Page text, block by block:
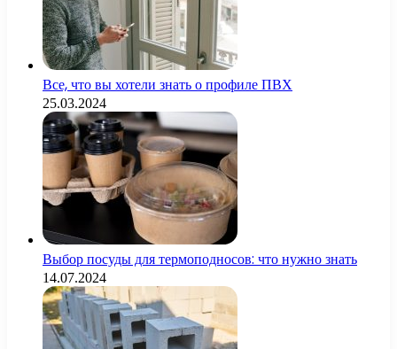
Все, что вы хотели знать о профиле ПВХ
25.03.2024
Выбор посуды для термоподносов: что нужно знать
14.07.2024